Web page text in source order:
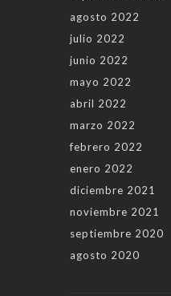
agosto 2022
julio 2022
junio 2022
mayo 2022
abril 2022
marzo 2022
febrero 2022
enero 2022
diciembre 2021
noviembre 2021
septiembre 2020
agosto 2020